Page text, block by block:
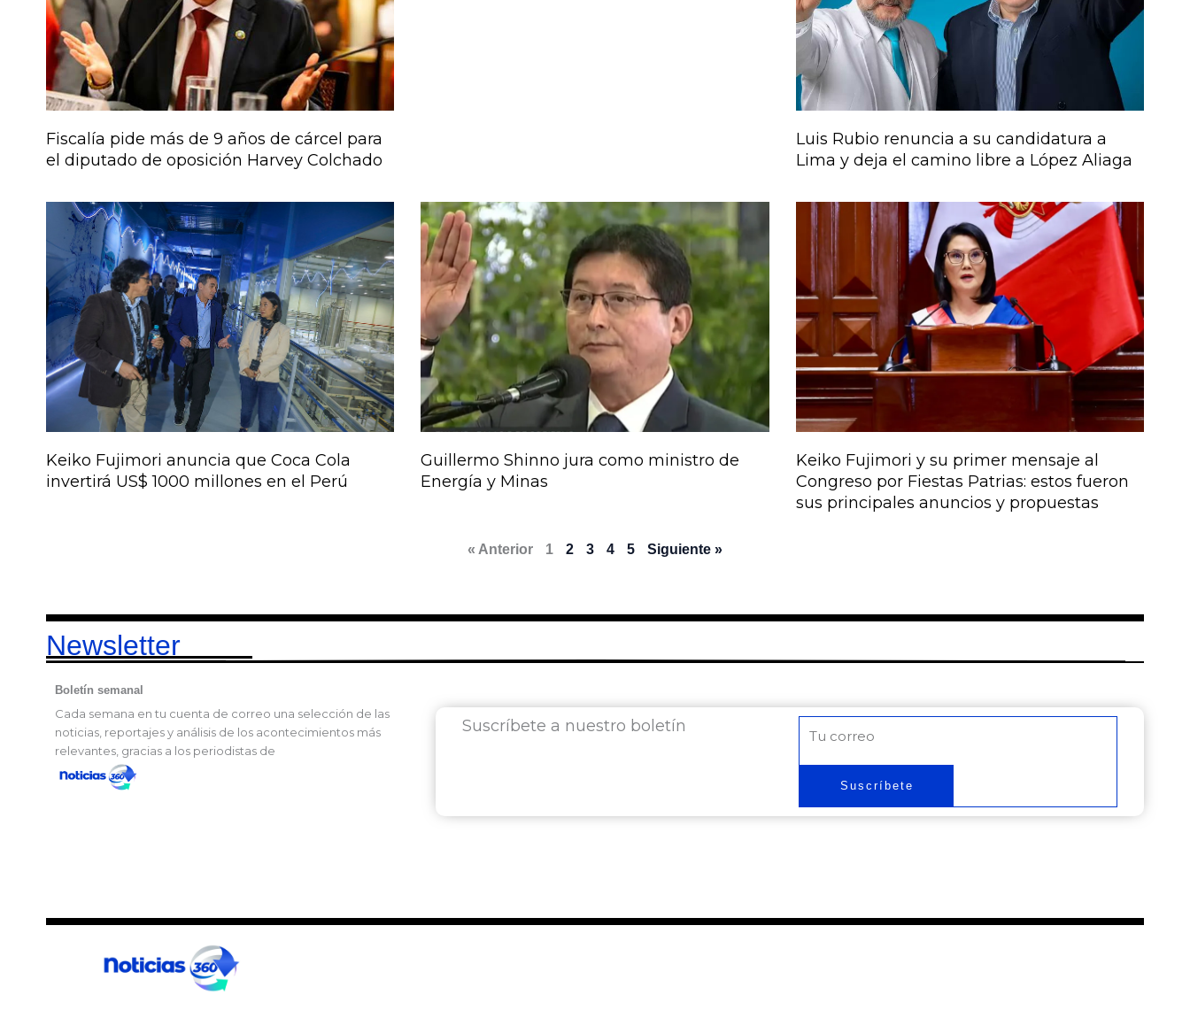
Fiscalía pide más de 9 años de cárcel para
el diputado de oposición Harvey Colchado
Luis Rubio renuncia a su candidatura a
Lima y deja el camino libre a López Aliaga
Keiko Fujimori anuncia que Coca Cola
invertirá US$ 1000 millones en el Perú
Guillermo Shinno jura como ministro de
Energía y Minas
Keiko Fujimori y su primer mensaje al
Congreso por Fiestas Patrias: estos fueron
sus principales anuncios y propuestas
« Anterior 1 2 3 4 5 Siguiente »
Newsletter
Boletín semanal
Cada semana en tu cuenta de correo una selección de las
noticias, reportajes y análisis de los acontecimientos más
relevantes, gracias a los periodistas de
Suscríbete a nuestro boletín
Suscríbete